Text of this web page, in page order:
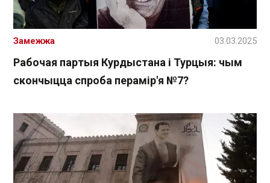
Рабочая партыя Курдыстана і Турцыя: чым
скончыцца спроба перамір'я №7?
Замежжа 03.03.2025